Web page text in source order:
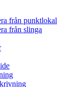
från punktlokal
från slinga